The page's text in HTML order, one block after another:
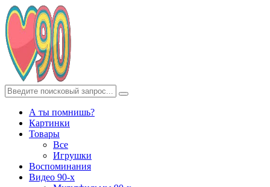
А ты помнишь?
Картинки
Товары
Все
Игрушки
Воспоминания
Видео 90-х